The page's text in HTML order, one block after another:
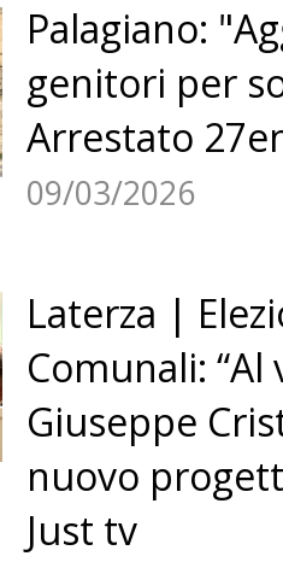
Palagiano:
genitori per
Arrestato
09/03/2026
Laterza |
Comunali: “Al
Giuseppe
nuovo
Just tv